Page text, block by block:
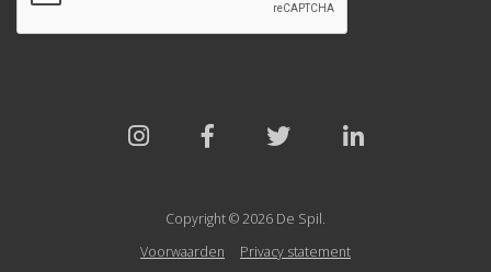
Copyright © 2026 De Spil.
Voorwaarden
Privacy statement